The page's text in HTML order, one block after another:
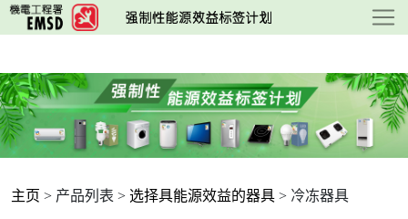
跳
至
要
内
容
主页 > 产品列表 > 选择具能源效益的器具 > 冷冻器具